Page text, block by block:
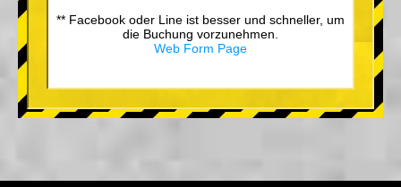
** Facebook oder Line ist besser und schneller, um
die Buchung vorzunehmen.
Web Form Page